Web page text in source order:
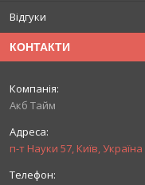
Відгуки
КОНТАКТИ
Акб Тайм
п-т Науки 57, Київ, Україна